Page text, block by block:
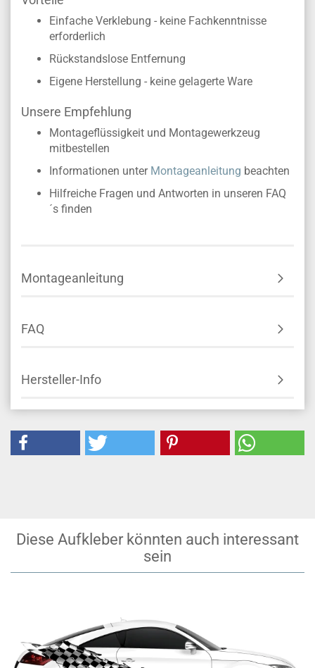
Einfache Verklebung - keine Fachkenntnisse
erforderlich
Rückstandslose Entfernung
Eigene Herstellung - keine gelagerte Ware
Unsere Empfehlung
Montageflüssigkeit und Montagewerkzeug
mitbestellen
Informationen unter Montageanleitung beachten
Hilfreiche Fragen und Antworten in unseren FAQ
´s finden
Montageanleitung
FAQ
Hersteller-Info
Diese Aufkleber könnten auch interessant
sein